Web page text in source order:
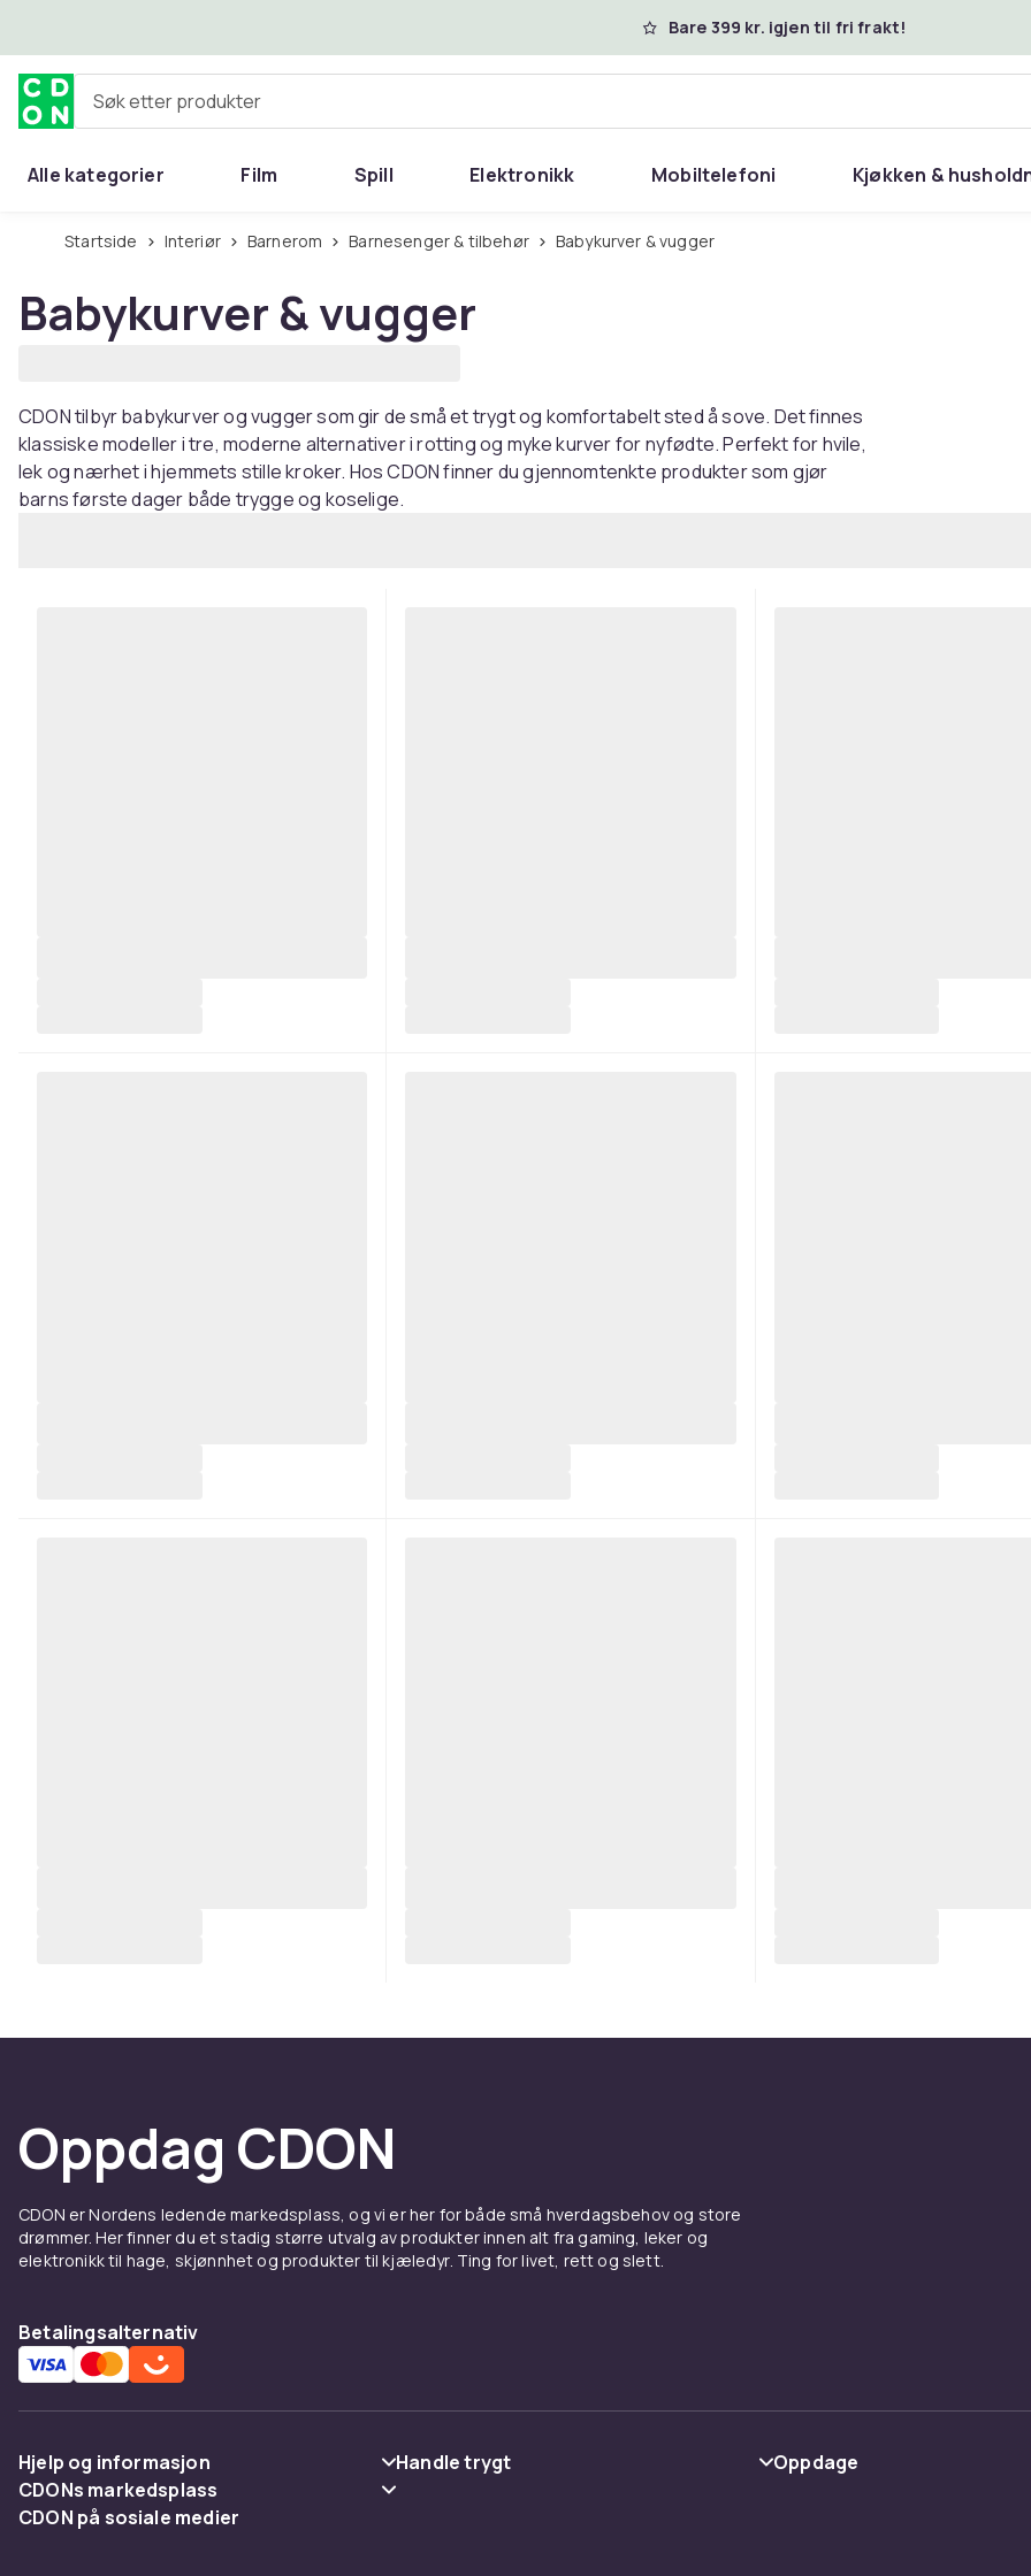
Bare 399 kr. igjen til fri frakt!
Søk etter produkter
Alle kategorier Film Spill Elektronikk Mobiltelefoni Kjøkken &
Startside Interiør Barnerom Barnesenger & tilbehør Babykurver & vugger
Babykurver & vugger
CDON tilbyr babykurver og vugger som gir de små et trygt og komfortabelt sted å sove. Det finnes
klassiske modeller i tre, moderne alternativer i rotting og myke kurver for nyfødte. Perfekt for hvile,
lek og nærhet i hjemmets stille kroker. Hos CDON finner du gjennomtenkte produkter som gjør
barns første dager både trygge og koselige.
Oppdag CDON
CDON er Nordens ledende markedsplass, og vi er her for både små hverdagsbehov og store
drømmer. Her finner du et stadig større utvalg av produkter innen alt fra gaming, leker og
elektronikk til hage, skjønnhet og produkter til kjæledyr. Ting for livet, rett og slett.
Betalingsalternativ
Hjelp og informasjon
Vanlige spørsmål
Handle trygt
Oppdage
CDONs markedsplass
Merchant Help Center
CDON på sosiale medier